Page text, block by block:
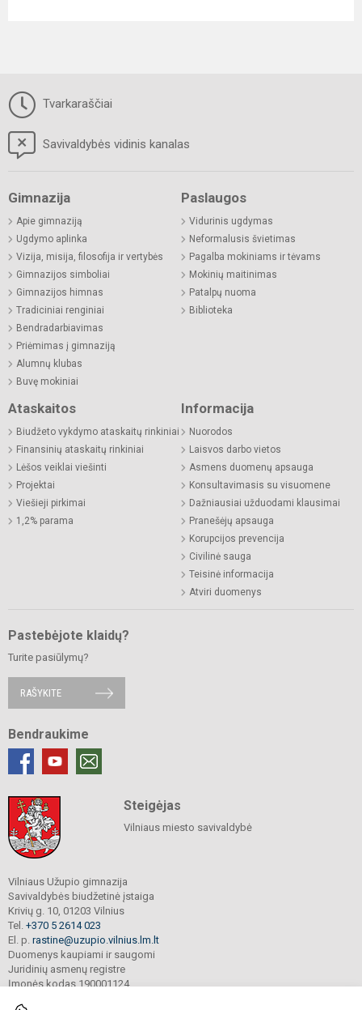
Tvarkaraščiai
Savivaldybės vidinis kanalas
Gimnazija
Apie gimnaziją
Ugdymo aplinka
Vizija, misija, filosofija ir vertybės
Gimnazijos simboliai
Gimnazijos himnas
Tradiciniai renginiai
Bendradarbiavimas
Priėmimas į gimnaziją
Alumnų klubas
Buvę mokiniai
Paslaugos
Vidurinis ugdymas
Neformalusis švietimas
Pagalba mokiniams ir tėvams
Mokinių maitinimas
Patalpų nuoma
Biblioteka
Ataskaitos
Biudžeto vykdymo ataskaitų rinkiniai
Finansinių ataskaitų rinkiniai
Lėšos veiklai viešinti
Projektai
Viešieji pirkimai
1,2% parama
Informacija
Nuorodos
Laisvos darbo vietos
Asmens duomenų apsauga
Konsultavimasis su visuomene
Dažniausiai užduodami klausimai
Pranešėjų apsauga
Korupcijos prevencija
Civilinė sauga
Teisinė informacija
Atviri duomenys
Pastebėjote klaidų?
Turite pasiūlymų?
RAŠYKITE
Bendraukime
Steigėjas
Vilniaus miesto savivaldybė
Vilniaus Užupio gimnazija
Savivaldybės biudžetinė įstaiga
Krivių g. 10, 01203 Vilnius
Tel. +370 5 2614 023
El. p. rastine@uzupio.vilnius.lm.lt
Duomenys kaupiami ir saugomi
Juridinių asmenų registre
Įmonės kodas 190001124